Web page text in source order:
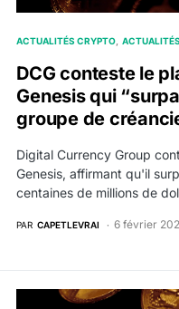
ACTUALITÉS CRYPTO
DCG conteste le
Genesis qui
groupe de
Digital Currency Group
Genesis, affirmant qu'il
centaines de millions de
PAR CAPETLEVRAI 6 février
de dollars contre Genesis
DCG finalise le